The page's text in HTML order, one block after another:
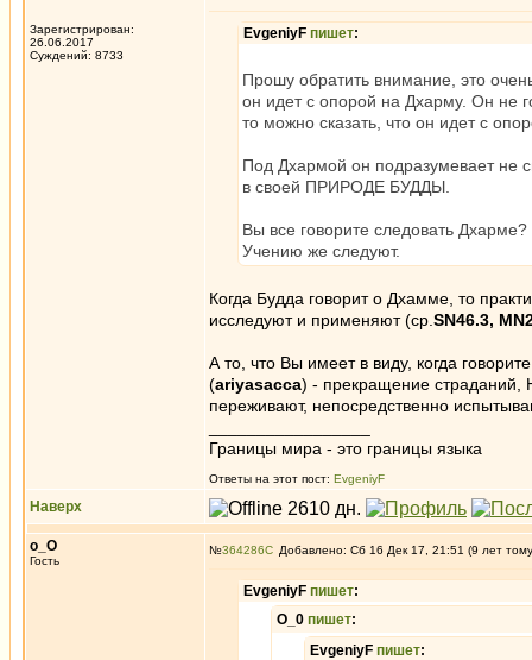
Зарегистрирован:
26.06.2017
Суждений: 8733
EvgeniyF пишет:
Прошу обратить внимание, это
он идет с опорой на Дхарму. Он не
то можно сказать, что он идет с
Под Дхармой он подразумевает не
в своей ПРИРОДЕ БУДДЫ.
Вы все говорите следовать
Учению же следуют.
Когда Будда говорит о Дхамме, то
исследуют и применяют (ср. SN46.3,
А то, что Вы имеет в виду, когда
(ariyasacca) - прекращение
переживают, непосредственно
Границы мира - это границы языка
Ответы на этот пост: EvgeniyF
Наверх
о_О
Гость
№364286 Добавлено: Сб 16 Дек 17, 21:51 (9 лет
EvgeniyF пишет:
О_0 пишет:
EvgeniyF пишет: